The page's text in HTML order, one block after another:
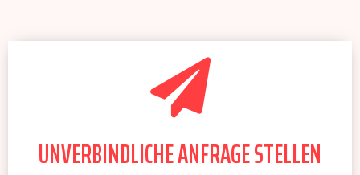
UNVERBINDLICHE ANFRAGE STELLEN